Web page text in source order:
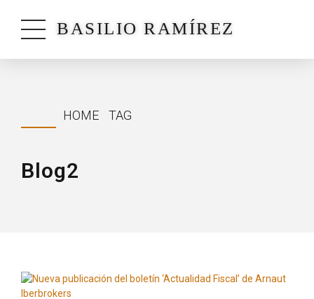
BASILIO RAMÍREZ
HOME TAG
Blog2